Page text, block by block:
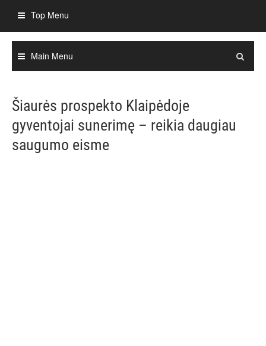
content
Top Menu
Main Menu
Šiaurės prospekto Klaipėdoje
gyventojai sunerimę – reikia daugiau
saugumo eisme